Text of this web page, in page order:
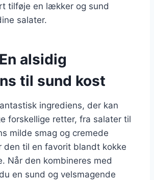
tilføje en lækker og sund
salater.
alsidig
til sund kost
ingrediens, der kan
forskellige retter, fra salater til
milde smag og cremede
den til en favorit blandt kokke
Når den kombineres med
en sund og velsmagende